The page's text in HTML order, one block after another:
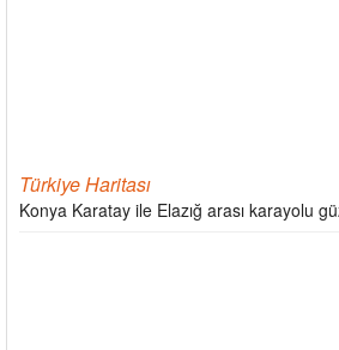
Türkiye Haritası
Konya Karatay ile Elazığ arası karayolu